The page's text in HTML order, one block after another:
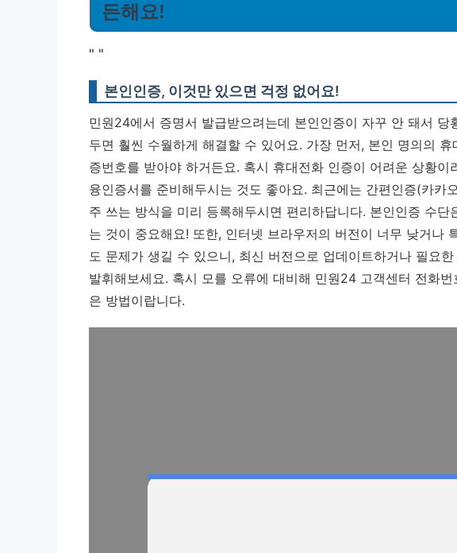
든해요!
" "
본인인증, 이것만 있으면 걱정 없어요!
민원24에서 증명서 발급받으려는데 본인인증이 자꾸 안 돼서 당
두면 훨씬 수월하게 해결할 수 있어요. 가장 먼저, 본인 명의의
증번호를 받아야 하거든요. 혹시 휴대전화 인증이 어려운 상황
융인증서를 준비해두시는 것도 좋아요. 최근에는 간편인증(카카
주 쓰는 방식을 미리 등록해두시면 편리하답니다. 본인인증 수단
는 것이 중요해요! 또한, 인터넷 브라우저의 버전이 너무 낮거나
도 문제가 생길 수 있으니, 최신 버전으로 업데이트하거나 필요
발휘해보세요. 혹시 모를 오류에 대비해 민원24 고객센터 전화
은 방법이랍니다.